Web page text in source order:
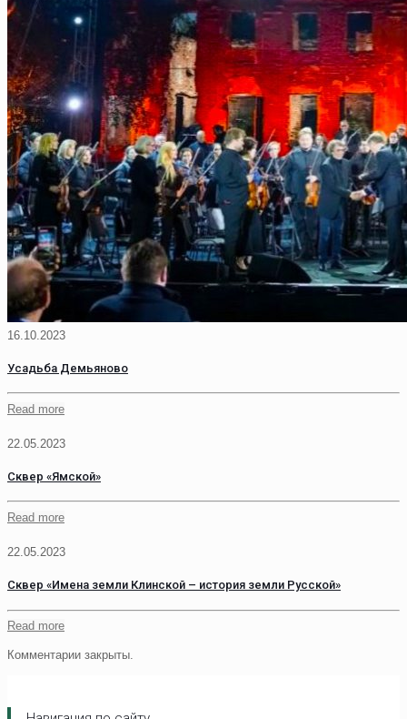
16.10.2023
Усадьба Демьяново
Read more
22.05.2023
Сквер «Ямской»
Read more
22.05.2023
Сквер «Имена земли Клинской – история земли Русской»
Read more
Комментарии закрыты.